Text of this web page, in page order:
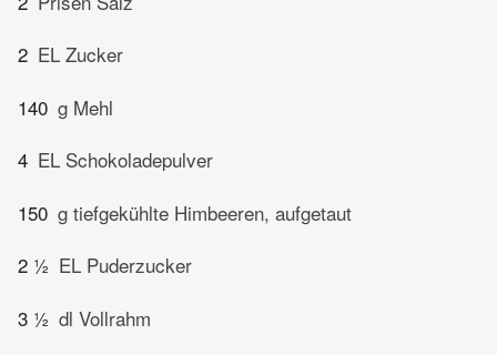
2 EL Zucker
140 g Mehl
4 EL Schokoladepulver
150 g tiefgekühlte Himbeeren, aufgetaut
2 ½ EL Puderzucker
3 ½ dl Vollrahm